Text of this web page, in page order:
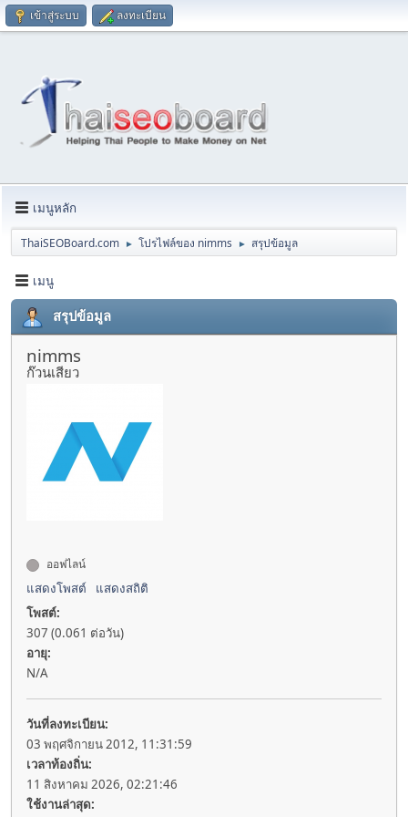
เข้าสู่ระบบ ลงทะเบียน
เมนูหลัก
ThaiSEOBoard.com ► โปรไฟล์ของ nimms ► สรุปข้อมูล
เมนู
สรุปข้อมูล
nimms
ก๊วนเสียว
ออฟไลน์
แสดงโพสต์
แสดงสถิติ
โพสต์:
307 (0.061 ต่อวัน)
อายุ:
N/A
วันที่ลงทะเบียน:
03 พฤศจิกายน 2012, 11:31:59
เวลาท้องถิ่น:
11 สิงหาคม 2026, 02:21:46
ใช้งานล่าสุด: